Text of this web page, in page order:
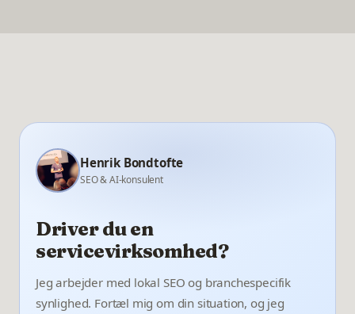
Henrik Bondtofte
SEO & AI-konsulent
Driver du en
servicevirksomhed?
Jeg arbejder med lokal SEO og branchespecifik
synlighed. Fortæl mig om din situation, og jeg